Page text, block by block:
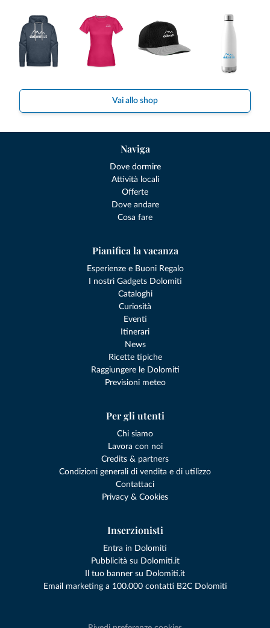
Vai allo shop
Naviga
Dove dormire
Attività locali
Offerte
Dove andare
Cosa fare
Pianifica la vacanza
Esperienze e Buoni Regalo
I nostri Gadgets Dolomiti
Cataloghi
Curiosità
Eventi
Itinerari
News
Ricette tipiche
Raggiungere le Dolomiti
Previsioni meteo
Per gli utenti
Chi siamo
Lavora con noi
Credits & partners
Condizioni generali di vendita e di utilizzo
Contattaci
Privacy & Cookies
Inserzionisti
Entra in Dolomiti
Pubblicità su Dolomiti.it
Il tuo banner su Dolomiti.it
Email marketing a 100.000 contatti B2C Dolomiti